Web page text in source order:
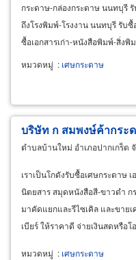
กระดาษ-กล่องกระดาษ นนทบุรี
ถึงโรงพิมพ์-โรงงาน นนทบุรี รับซื้
ซื้อเอกสารเก่า-หนังสือพิมพ์-สิ่งพิ
เลิกใช้ รับซื้อข้อสอบเก่าจากโร
หมวดหมู่ : เศษกระดาษ
บริษัท ก สมพงษ์ค้ากระ
ตำบลบ้านใหม่ อำเภอปากเกร็ด
เราเป็นโกดังรับซื้อเศษกระดาษ
นิตยสาร สมุดหนังสือสี-ขาวดำ ก
มาคัดแยกและรีไซเคิล และขาย
เบียร์ ให้ราคาดี จ่ายเงินสดหรือ
หมวดหมู่ : เศษกระดาษ